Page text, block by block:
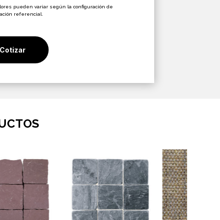
$20.200.
pueden variar según la configuración de
referencial.
Cotizar